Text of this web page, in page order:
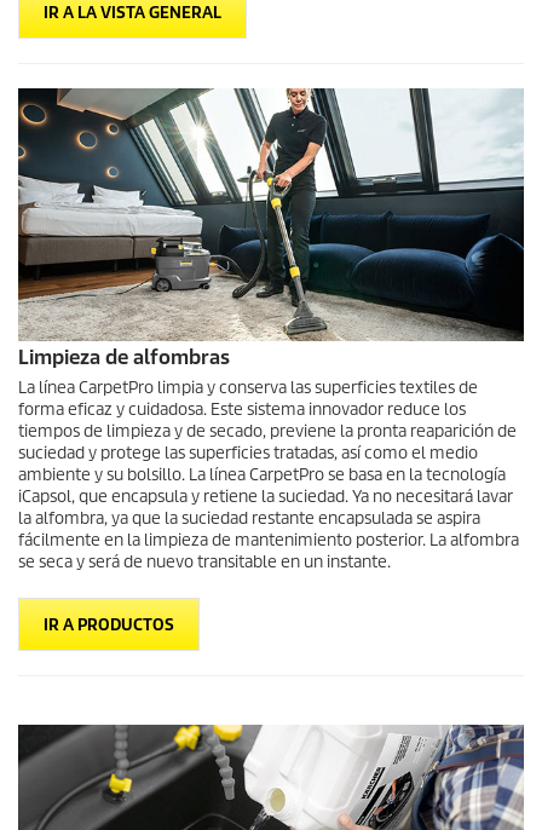
IR A LA VISTA GENERAL
Limpieza de alfombras
La líneaCarpetPro limpia y conserva las superficies textiles de
forma eficaz y cuidadosa. Este sistema innovador reduce los
tiempos de limpieza y de secado, previene la pronta reaparición de
suciedad y protege las superficies tratadas, así como el medio
ambiente y su bolsillo. La líneaCarpetProse basa en la tecnología
iCapsol, que encapsula y retiene la suciedad. Ya no necesitará lavar
la alfombra, ya que la suciedad restante encapsulada se aspira
fácilmente en la limpieza de mantenimiento posterior. La alfombra
se seca y será de nuevo transitable en un instante.
IR A PRODUCTOS